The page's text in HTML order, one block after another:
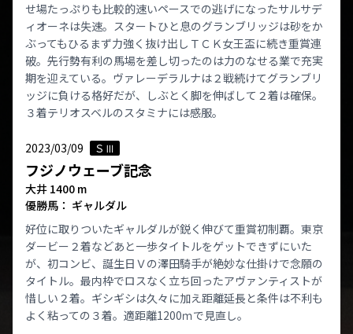
せ場たっぷりも比較的速いペースでの逃げになったサルサデ
ィオーネは失速。スタートひと息のグランブリッジは砂をか
ぶってもひるまず力強く抜け出しＴＣＫ女王盃に続き重賞連
破。先行勢有利の馬場を差し切ったのは力のなせる業で充実
期を迎えている。ヴァレーデラルナは２戦続けてグランブリ
ッジに負ける格好だが、しぶとく脚を伸ばして２着は確保。
３着テリオスベルのスタミナには感服。
2023/03/09 ＳⅢ
フジノウェーブ記念
大井 1400 m
優勝馬： ギャルダル
好位に取りついたギャルダルが鋭く伸びて重賞初制覇。東京
ダービー２着などあと一歩タイトルをゲットできずにいた
が、初コンビ、誕生日Ｖの澤田騎手が絶妙な仕掛けで念願の
タイトル。最内枠でロスなく立ち回ったアヴァンティストが
惜しい２着。ギシギシは久々に加え距離延長と条件は不利も
よく粘っての３着。適距離1200ｍで見直し。